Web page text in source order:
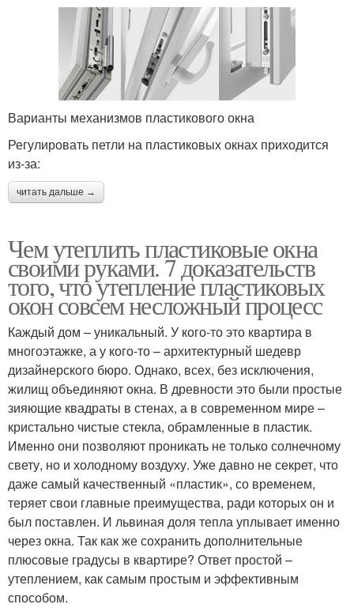
Варианты механизмов пластикового окна
Регулировать петли на пластиковых окнах приходится
из-за:
читать дальше →
Чем утеплить пластиковые окна
своими руками. 7 доказательств
того, что утепление пластиковых
окон совсем несложный процесс
Каждый дом – уникальный. У кого-то это квартира в
многоэтажке, а у кого-то – архитектурный шедевр
дизайнерского бюро. Однако, всех, без исключения,
жилищ объединяют окна. В древности это были простые
зияющие квадраты в стенах, а в современном мире –
кристально чистые стекла, обрамленные в пластик.
Именно они позволяют проникать не только солнечному
свету, но и холодному воздуху. Уже давно не секрет, что
даже самый качественный «пластик», со временем,
теряет свои главные преимущества, ради которых он и
был поставлен. И львиная доля тепла уплывает именно
через окна. Так как же сохранить дополнительные
плюсовые градусы в квартире? Ответ простой –
утеплением, как самым простым и эффективным
способом.